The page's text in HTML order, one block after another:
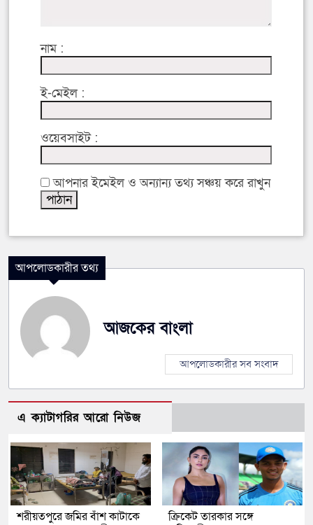
নাম :
ই-মেইল :
ওয়েবসাইট :
আপনার ইমেইল ও অন্যান্য তথ্য সঞ্চয় করে রাখুন
আপলোডকারীর তথ্য
আজকের বাংলা
আপলোডকারীর সব সংবাদ
এ ক্যাটাগরির আরো নিউজ
শরীয়তপুরে জমির বাঁশ কাটাকে
ক্রিকেট তারকার সঙ্গে